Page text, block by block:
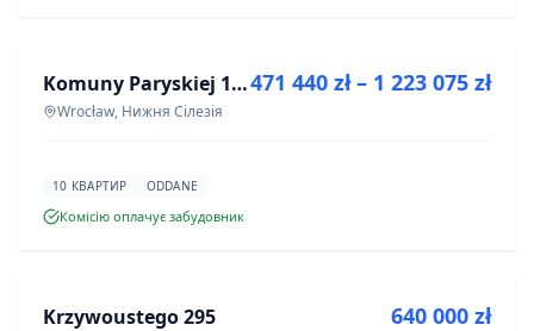
ІНВЕСТИЦІЯ Komuny Paryskiej 19a
Wrocław, Нижня Сілезія
471 440 zł – 1 223 075 zł
10 КВАРТИР ODDANE
Комісію оплачує забудовник
ІНВЕСТИЦІЯ
Krzywoustego 295 640 000 zł